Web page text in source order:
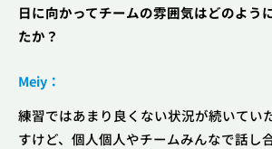
日に向かってチームの雰囲気はどのよう
たか？
Meiy：
練習ではあまり良くない状況が続いてい
すけど、個人個人やチームみんなで話し